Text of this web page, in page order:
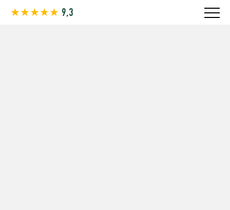
★★★★★ 9,3